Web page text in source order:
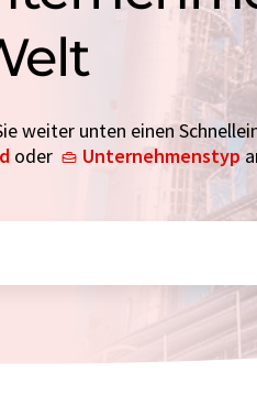
weiter unten einen
oder Unternehmenstyp